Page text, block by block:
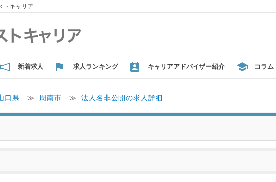
トキャリア
新着求人 求人ランキング キャリアアドバイザー紹介 コラム
口県 ≫ 周南市 ≫ 法人名非公開の求人詳細